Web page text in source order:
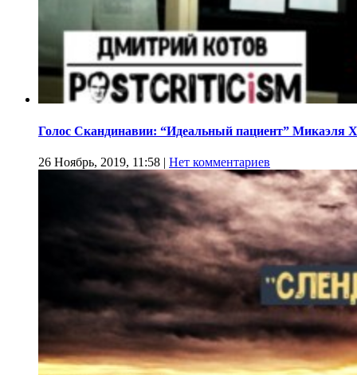
Голос Скандинавии: “Идеальный пациент” Микаэля
26 Ноябрь, 2019, 11:58 | Нет комментариев